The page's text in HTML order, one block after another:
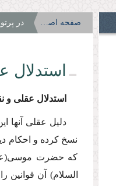
صفحه اصلی در
استدلال
استدلال عقلى و
دلیل عقلى آنها
نسخ كرده و احكام
كه حضرت
السلام) آن